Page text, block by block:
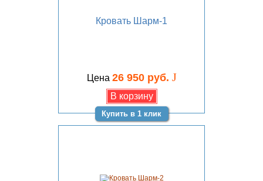
Кровать Шарм-1
Цена 26 950 руб. J
Купить в 1 клик